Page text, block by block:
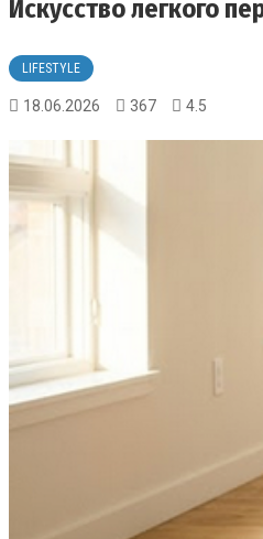
Искусство легкого
LIFESTYLE
18.06.2026 367 4.5